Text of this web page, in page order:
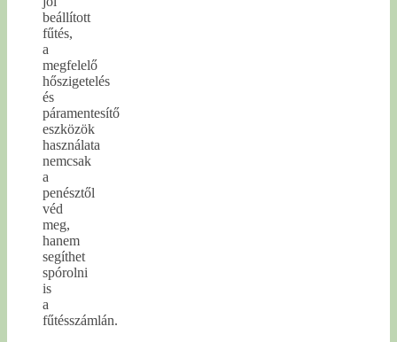
beállított
fűtés,
a
megfelelő
hőszigetelés
és
páramentesítő
eszközök
használata
nemcsak
a
penésztől
véd
meg,
hanem
segíthet
spórolni
is
a
fűtésszámlán.